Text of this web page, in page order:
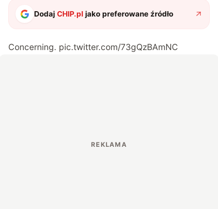
DodajCHIP.pl jako preferowane źródło
Concerning. pic.twitter.com/73gQzBAmNC